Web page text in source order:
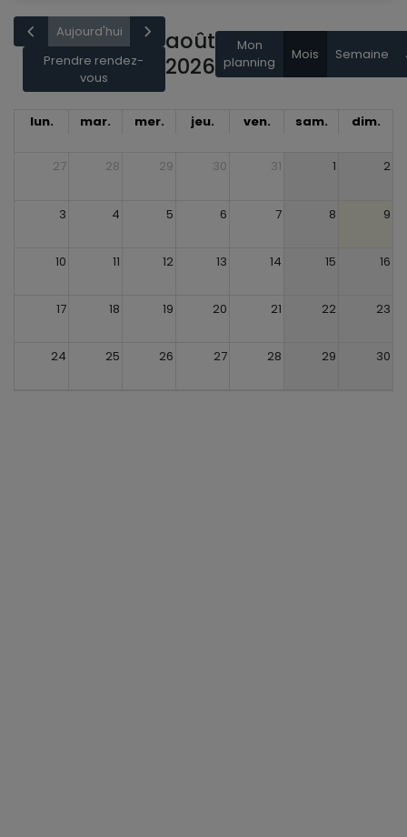
Aujourd'hui
Prendre rendez-
vous
août
2026
Mon
planning
Mois Semaine
lun. mar. mer. jeu. ven. sam. dim.
27 28 29 30 31 1 2
3 4 5 6 7 8 9
10 11 12 13 14 15 16
17 18 19 20 21 22 23
24 25 26 27 28 29 30